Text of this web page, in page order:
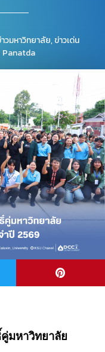
วมหาวิทยาลัย,ข่าวเด่น
Panatda
มหาวิทยาลัย